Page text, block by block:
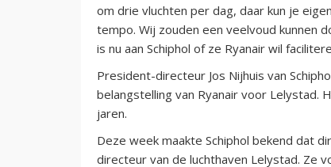
om drie vluchten per dag, daar kun je
tempo. Wij zouden een veelvoud kunnen
is nu aan Schiphol of ze Ryanair wil
President-directeur Jos Nijhuis van
belangstelling van Ryanair voor Lelystad.
jaren.
Deze week maakte Schiphol bekend dat
directeur van de luchthaven Lelystad. Ze